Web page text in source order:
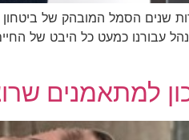
שנים הסמל המובהק של
עבורנו כמעט כל היבט של
למתאמנים